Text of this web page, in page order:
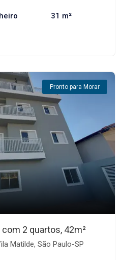
31 m²
Pronto para Morar
2 quartos, 42m²
Matilde, São Paulo-SP